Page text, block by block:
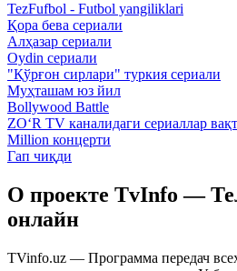
TezFufbol - Futbol yangiliklari
Қора бева сериали
Алҳазар сериали
Oydin сериали
"Қўрғон сирлари" туркия сериали
Муҳташам юз йил
Bollywood Battle
ZO‘R TV каналидаги сериаллар
Million концерти
Гап чиқди
О проекте TvInfo —
онлайн
TVinfo.uz — Программа передач